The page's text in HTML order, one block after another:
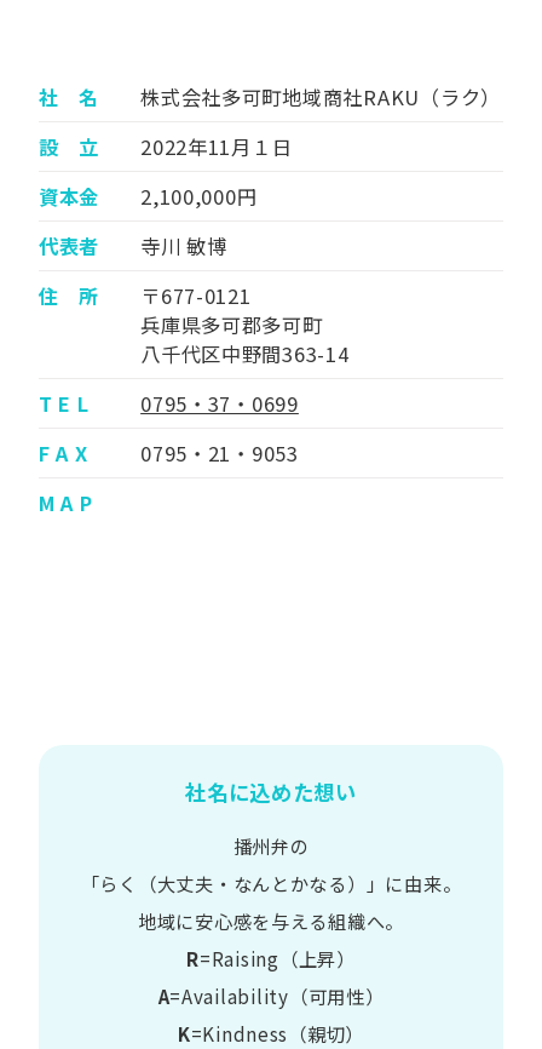
社 名
株式会社多可町地域商社RAKU（ラク）
設 立
2022年11月１日
資本金
2,100,000円
代表者
寺川 敏博
住 所
〒677-0121
兵庫県多可郡多可町
八千代区中野間363-14
T E L
0795・37・0699
F A X
0795・21・9053
M A P
社名に込めた想い
播州弁の
​「らく​（大丈夫・なんとかなる）」に​由来。
地域に​安心感を​与える​組織へ。
R=Raising（上昇）
A=Availability​（可用性）
K=Kindness​（親切）